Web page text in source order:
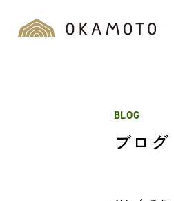
BLOG
ブロ